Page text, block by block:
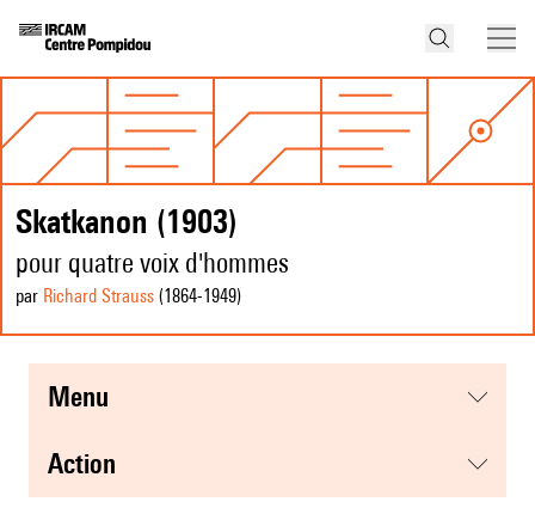
Skatkanon (1903)
pour quatre voix d'hommes
par Richard Strauss (1864-1949)
menu
action